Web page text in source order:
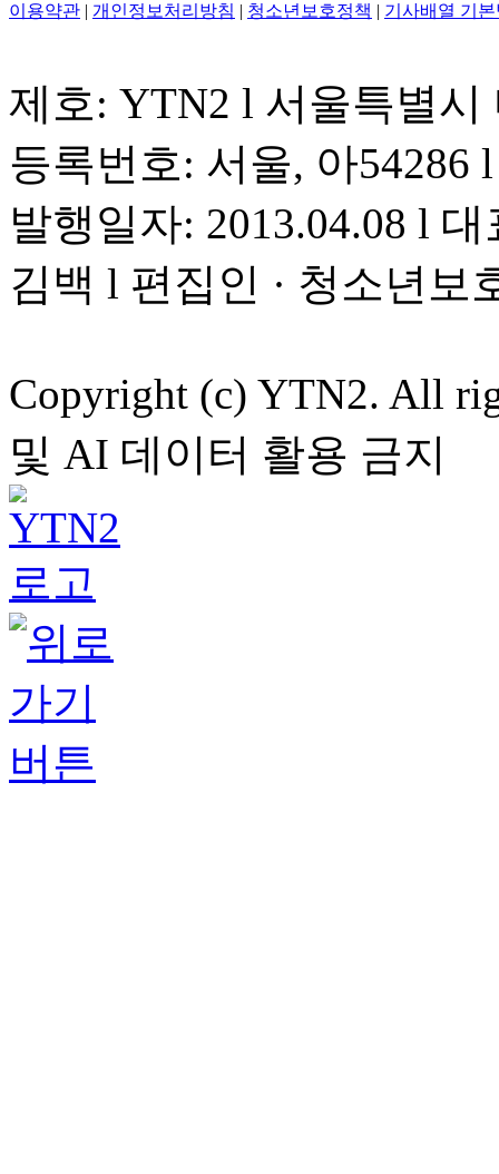
이용약관 | 개인정보처리방침 | 청소년보호정책 | 기사배열 기
제호: YTN2 l 서울특별
등록번호: 서울, 아54286
발행일자: 2013.04.08 l
김백 l 편집인 · 청소년보
Copyright (c) YTN2. All
및 AI 데이터 활용 금지